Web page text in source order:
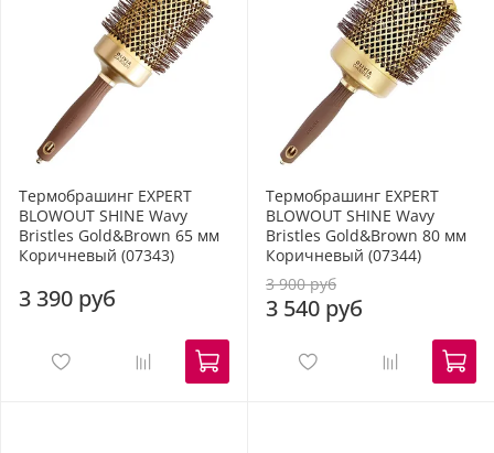
Термобрашинг EXPERT
BLOWOUT SHINE Wavy
Bristles Gold&Brown 65 мм
Коричневый (07343)
3 390 руб
Термобрашинг EXPERT
BLOWOUT SHINE Wavy
Bristles Gold&Brown 80 мм
Коричневый (07344)
3 900 руб
3 540 руб